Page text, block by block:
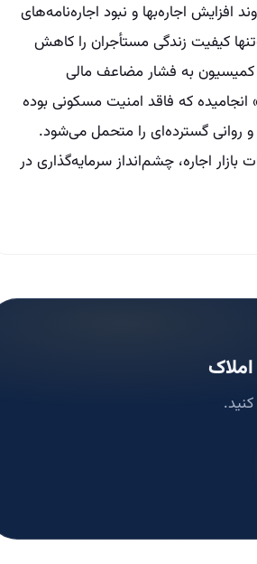
افزایش اجاره‌بها و نبود اجاره‌نامه‌های
کیفیت زندگی مستأجران را کاهش
کمیسیون به فشار مضاعف مالی
که فاقد امنیت مسکونی بوده
روانی گسترده‌ای را متحمل می‌شود.
اجاره، چشم‌انداز سرمایه‌گذاری در